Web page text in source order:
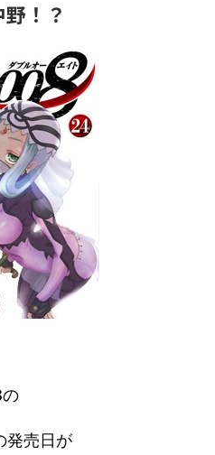
！？
の
発売日が